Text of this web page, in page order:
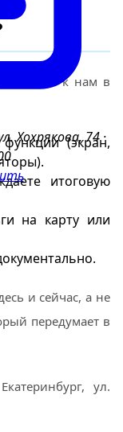
Хохрякова, 74 ·
к нам в
(экран,
итоговую
на карту или
и сейчас, а не
передумает в
ул.